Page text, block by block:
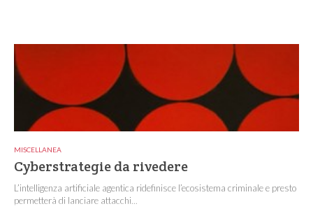
MISCELLANEA
Cyberstrategie da rivedere
L’intelligenza artificiale agentica ridefinisce l’ecosistema criminale e presto
permetterà di lanciare attacchi...